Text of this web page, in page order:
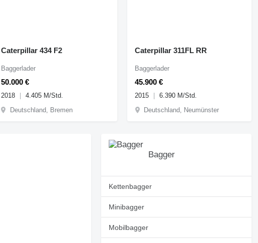
Caterpillar 434 F2
50.000 €
Baggerlader
2018
4.405 M/Std.
Deutschland, Bremen
Caterpillar 311FL RR
45.900 €
Baggerlader
2015
6.390 M/Std.
Deutschland, Neumünster
Bagger
Kettenbagger
Minibagger
Mobilbagger